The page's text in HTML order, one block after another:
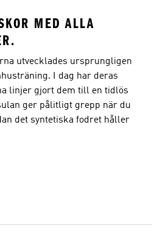
MED ALLA
utvecklades ursprungligen
I dag har deras
linjer gjort dem till en tidlös
ger pålitligt grepp när du
det syntetiska fodret håller